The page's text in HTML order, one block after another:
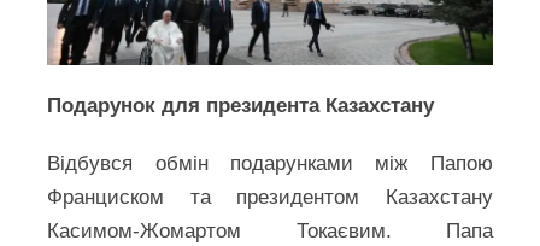
Подарунок для президента Казахстану
Відбувся обмін подарунками між Папою
Франциском та президентом Казахстану
Касимом-Жомартом Токаєвим. Папа